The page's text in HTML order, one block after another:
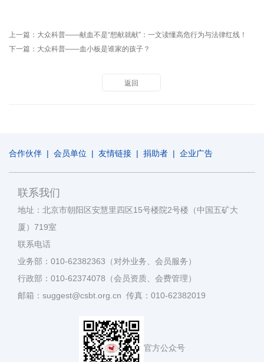
上一篇： 大众科普——献血不是“想献就献”：一文读懂高危行为与法律红线！
下一篇： 大众科普——血小板是谁家的孩子？
返回
合作伙伴 | 会员单位 | 友情链接 | 捐助者 | 企业广告
联系我们
地址：北京市朝阳区安慧里四区15号楼院2号楼（中国五矿大
厦）719室
联系电话
业务部：010-62382363（对外业务、会员服务）
行政部：010-62374078（会员资质、会费管理）
邮箱：suggest@csbt.org.cn 传真：010-62382019
官方公众号